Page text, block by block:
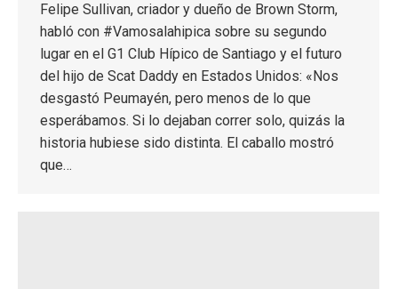
Felipe Sullivan, criador y dueño de Brown Storm,
habló con #Vamosalahipica sobre su segundo
lugar en el G1 Club Hípico de Santiago y el futuro
del hijo de Scat Daddy en Estados Unidos: «Nos
desgastó Peumayén, pero menos de lo que
esperábamos. Si lo dejaban correr solo, quizás la
historia hubiese sido distinta. El caballo mostró
que…